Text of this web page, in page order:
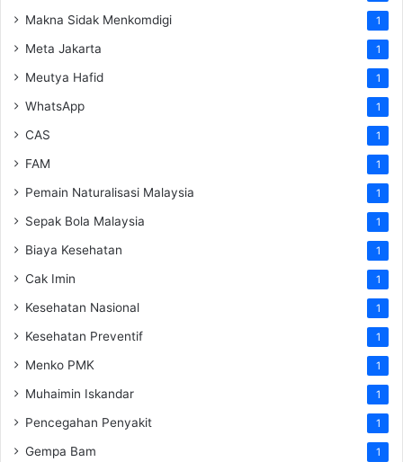
Makna Sidak Menkomdigi 1
Meta Jakarta 1
Meutya Hafid 1
WhatsApp 1
CAS 1
FAM 1
Pemain Naturalisasi Malaysia 1
Sepak Bola Malaysia 1
Biaya Kesehatan 1
Cak Imin 1
Kesehatan Nasional 1
Kesehatan Preventif 1
Menko PMK 1
Muhaimin Iskandar 1
Pencegahan Penyakit 1
Gempa Bam 1